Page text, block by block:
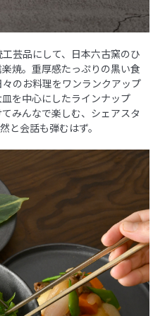
芸品にして、日本六古窯のひ
焼。重厚感たっぷりの黒い食
のお料理をワンランクアップ
を中心にしたラインナップ
みんなで楽しむ、シェアスタ
と会話も弾むはず。